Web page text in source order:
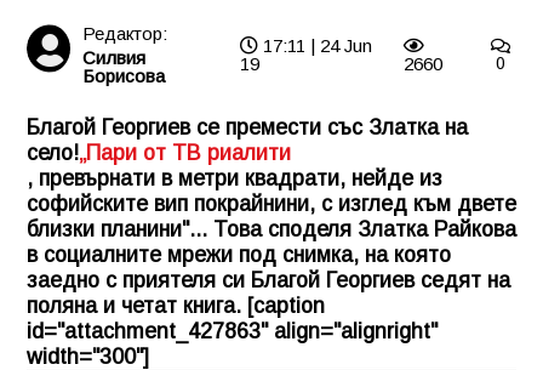
Редактор:
Силвия
Борисова
17:11 | 24 Jun
19
2660 0
Благой Георгиев се премести със Златка на
село!„Пари от ТВ риалити
, превърнати в метри квадрати, нейде из
софийските вип покрайнини, с изглед към двете
близки планини"... Това споделя Златка Райкова
в социалните мрежи под снимка, на която
заедно с приятеля си Благой Георгиев седят на
поляна и четат книга. [caption
id="attachment_427863" align="alignright"
width="300"]